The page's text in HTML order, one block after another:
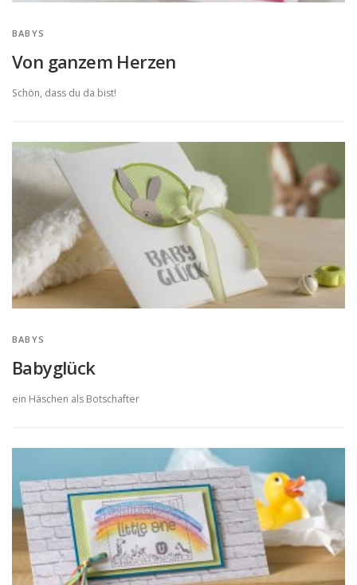
BABYS
Von ganzem Herzen
Schön, dass du da bist!
BABYS
Babyglück
ein Häschen als Botschafter